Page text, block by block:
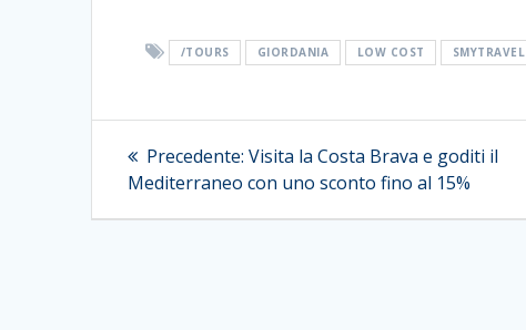
/TOURS GIORDANIA LOW COST SMYTRAVEL
Navigazione
articoli
Precedente: Articolo
precedente:
Visita la Costa Brava e goditi il ​​
Mediterraneo con uno sconto fino al 15%